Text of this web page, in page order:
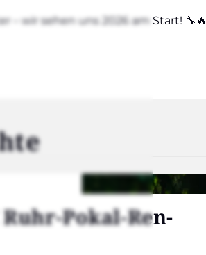
wir sehen uns 2026 am Start! 🔧🔥
Ruhr-Pokal-Ren­